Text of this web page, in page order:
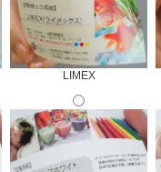
LIMEX